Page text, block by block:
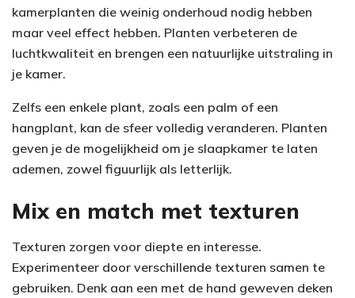
kamerplanten die weinig onderhoud nodig hebben
maar veel effect hebben. Planten verbeteren de
luchtkwaliteit en brengen een natuurlijke uitstraling in
je kamer.
Zelfs een enkele plant, zoals een palm of een
hangplant, kan de sfeer volledig veranderen. Planten
geven je de mogelijkheid om je slaapkamer te laten
ademen, zowel figuurlijk als letterlijk.
Mix en match met texturen
Texturen zorgen voor diepte en interesse.
Experimenteer door verschillende texturen samen te
gebruiken. Denk aan een met de hand geweven deken